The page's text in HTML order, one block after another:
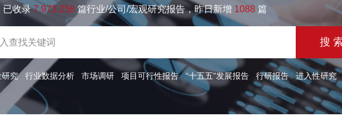
已收录7.973.258 篇行业/公司/宏观研究报告，昨日新增 1088 篇
研究 行业数据分析 市场调研 项目可行性报告 “十五五”发展报告 行研报告 进入性研究